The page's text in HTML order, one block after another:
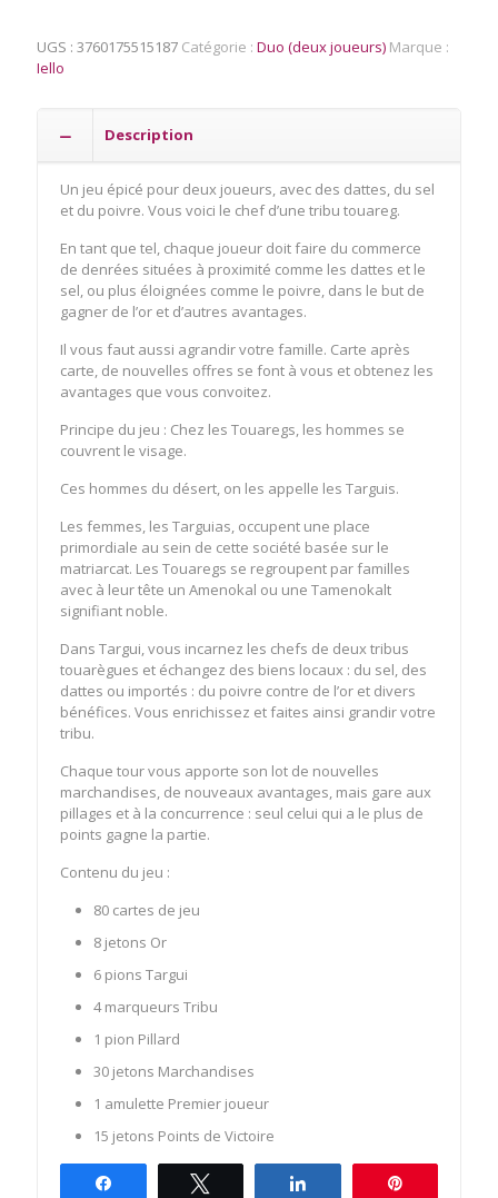
UGS : 3760175515187 Catégorie : Duo (deux joueurs) Marque :
Iello
Description
Un jeu épicé pour deux joueurs, avec des dattes, du sel
et du poivre. Vous voici le chef d’une tribu touareg.
En tant que tel, chaque joueur doit faire du commerce
de denrées situées à proximité comme les dattes et le
sel, ou plus éloignées comme le poivre, dans le but de
gagner de l’or et d’autres avantages.
Il vous faut aussi agrandir votre famille. Carte après
carte, de nouvelles offres se font à vous et obtenez les
avantages que vous convoitez.
Principe du jeu : Chez les Touaregs, les hommes se
couvrent le visage.
Ces hommes du désert, on les appelle les Targuis.
Les femmes, les Targuias, occupent une place
primordiale au sein de cette société basée sur le
matriarcat. Les Touaregs se regroupent par familles
avec à leur tête un Amenokal ou une Tamenokalt
signifiant noble.
Dans Targui, vous incarnez les chefs de deux tribus
touarègues et échangez des biens locaux : du sel, des
dattes ou importés : du poivre contre de l’or et divers
bénéfices. Vous enrichissez et faites ainsi grandir votre
tribu.
Chaque tour vous apporte son lot de nouvelles
marchandises, de nouveaux avantages, mais gare aux
pillages et à la concurrence : seul celui qui a le plus de
points gagne la partie.
Contenu du jeu :
80 cartes de jeu
8 jetons Or
6 pions Targui
4 marqueurs Tribu
1 pion Pillard
30 jetons Marchandises
1 amulette Premier joueur
15 jetons Points de Victoire